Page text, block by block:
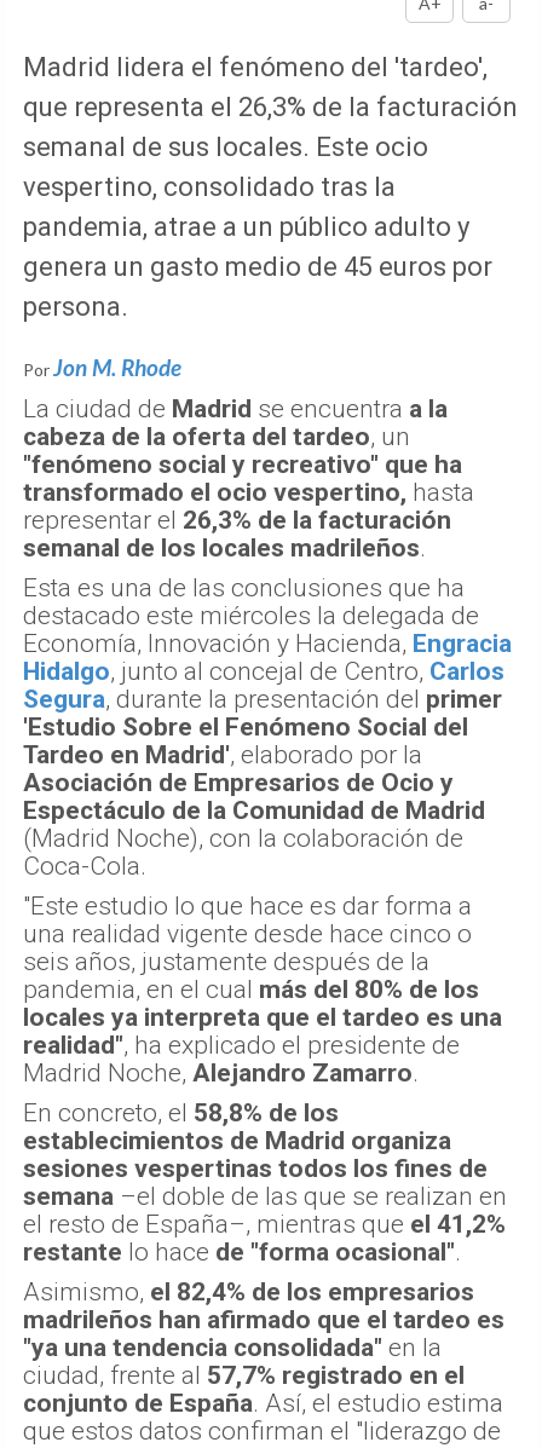
Madrid lidera el fenómeno del 'tardeo',
que representa el 26,3% de la facturación
semanal de sus locales. Este ocio
vespertino, consolidado tras la
pandemia, atrae a un público adulto y
genera un gasto medio de 45 euros por
persona.
PorJon M. Rhode
La ciudad de Madrid se encuentra a la
cabeza de la oferta del tardeo, un
"fenómeno social y recreativo" que ha
transformado el ocio vespertino, hasta
representar el 26,3% de la facturación
semanal de los locales madrileños.
Esta es una de las conclusiones que ha
destacado este miércoles la delegada de
Economía, Innovación y Hacienda, Engracia
Hidalgo, junto al concejal de Centro, Carlos
Segura, durante la presentación del primer
'Estudio Sobre el Fenómeno Social del
Tardeo en Madrid', elaborado por la
Asociación de Empresarios de Ocio y
Espectáculo de la Comunidad de Madrid
(Madrid Noche), con la colaboración de
Coca-Cola.
"Este estudio lo que hace es dar forma a
una realidad vigente desde hace cinco o
seis años, justamente después de la
pandemia, en el cual más del 80% de los
locales ya interpreta que el tardeo es una
realidad", ha explicado el presidente de
Madrid Noche, Alejandro Zamarro.
En concreto, el 58,8% de los
establecimientos de Madrid organiza
sesiones vespertinas todos los fines de
semana –el doble de las que se realizan en
el resto de España–, mientras que el 41,2%
restante lo hace de "forma ocasional".
Asimismo, el 82,4% de los empresarios
madrileños han afirmado que el tardeo es
"ya una tendencia consolidada" en la
ciudad, frente al 57,7% registrado en el
conjunto de España. Así, el estudio estima
que estos datos confirman el "liderazgo de